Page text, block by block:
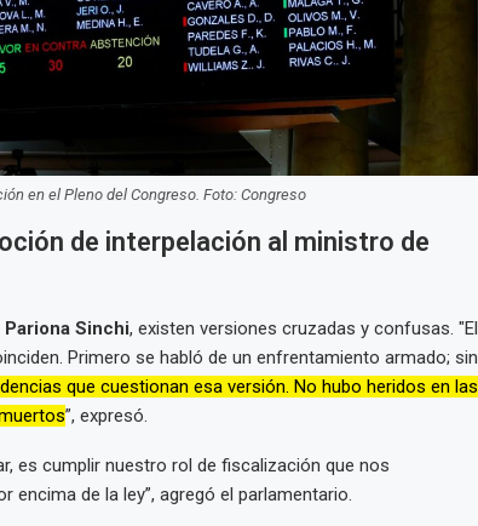
en el Pleno del Congreso. Foto: Congreso
de interpelación al ministro de
Sinchi, existen versiones cruzadas y confusas. "El
Primero se habló de un enfrentamiento armado; sin
que cuestionan esa versión. No hubo heridos en las
”, expresó.
es cumplir nuestro rol de fiscalización que nos
encima de la ley”, agregó el parlamentario.